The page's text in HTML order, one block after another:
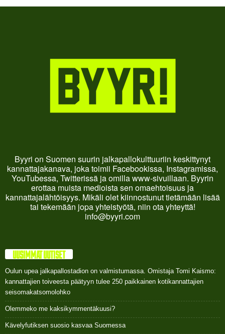
Byyri on Suomen suurin jalkapallokulttuuriin keskittynyt
kannattajakanava, joka toimii Facebookissa, Instagramissa,
YouTubessa, Twitterissä ja omilla www-sivuillaan. Byyrin
erottaa muista medioista sen omaehtoisuus ja
kannattajalähtöisyys. Mikäli olet kiinnostunut tietämään lisää
tai tekemään jopa yhteistyötä, niin ota yhteyttä!
info@byyri.com
UUSIMMAT UUTISET
Oulun upea jalkapallostadion on valmistumassa. Omistaja Tomi Kaismo:
kannattajien toiveesta päätyyn tulee 250 paikkainen kotikannattajien
seisomakatsomolohko
Olemmeko me kaksikymmentäkuusi?
Kävelyfutiksen suosio kasvaa Suomessa